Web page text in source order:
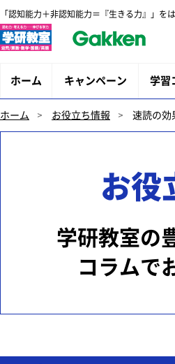
「認知能力＋非認知能力＝『生きる力』」を
ホーム キャンペーン 学習
ホーム お役立ち情報 速読の
お役
学研教室の
コラムで